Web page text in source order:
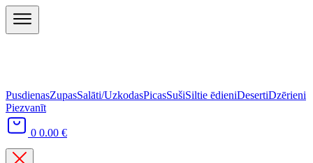
PusdienasZupasSalāti/UzkodasPicasSušiSiltie ēdieniDesertiDzērieni
Piezvanīt
0 0.00 €